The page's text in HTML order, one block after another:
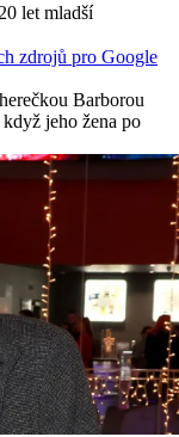
let mladší
zdrojů pro Google
Barborou
jeho žena po